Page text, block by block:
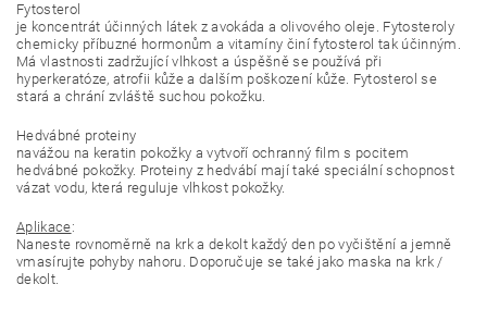
Fytosterol
je koncentrát účinných látek z avokáda a olivového oleje. Fytosteroly
chemicky příbuzné hormonům a vitamíny činí fytosterol tak účinným.
Má vlastnosti zadržující vlhkost a úspěšně se používá při
hyperkeratóze, atrofii kůže a dalším poškození kůže. Fytosterol se
stará a chrání zvláště suchou pokožku.
Hedvábné proteiny
navážou na keratin pokožky a vytvoří ochranný film s pocitem
hedvábné pokožky. Proteiny z hedvábí mají také speciální schopnost
vázat vodu, která reguluje vlhkost pokožky.
Aplikace:
Naneste rovnoměrně na krk a dekolt každý den po vyčištění a jemně
vmasírujte pohyby nahoru. Doporučuje se také jako maska ​​na krk /
dekolt.